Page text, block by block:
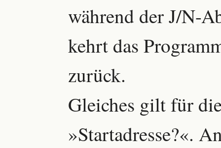
während der J/N-
kehrt das
zurück.
Gleiches gilt für
»Startadresse?«.